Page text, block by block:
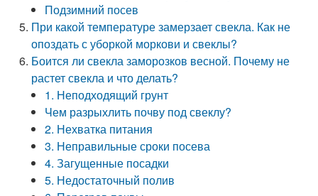
Подзимний посев
При какой температуре замерзает свекла. Как не
опоздать с уборкой моркови и свеклы?
Боится ли свекла заморозков весной. Почему не
растет свекла и что делать?
1. Неподходящий грунт
Чем разрыхлить почву под свеклу?
2. Нехватка питания
3. Неправильные сроки посева
4. Загущенные посадки
5. Недостаточный полив